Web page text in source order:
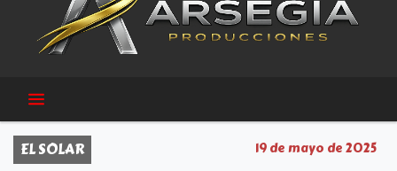
EL SOLAR 19 de mayo de 2025